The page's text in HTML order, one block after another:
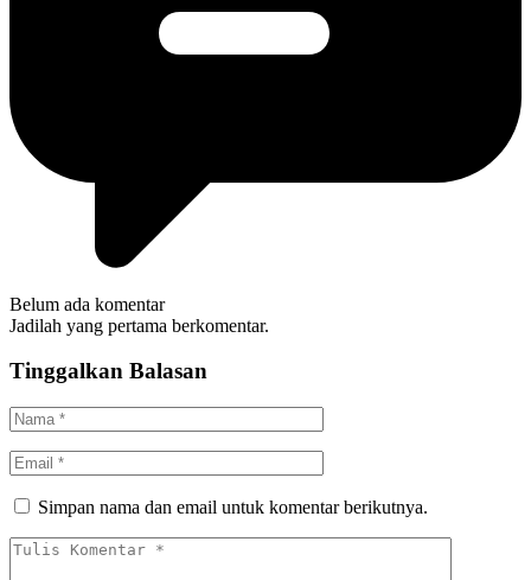
Belum ada komentar
Jadilah yang pertama berkomentar.
Tinggalkan Balasan
Simpan nama dan email untuk komentar berikutnya.